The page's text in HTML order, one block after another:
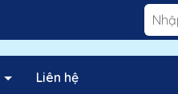
Liên hệ